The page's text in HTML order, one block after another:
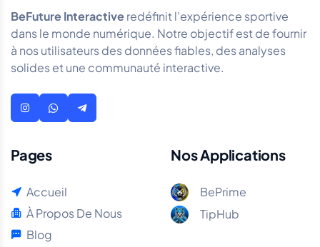
BeFuture Interactiveredéfinit l’expérience sportive
dans le monde numérique. Notre objectif est de fournir
à nos utilisateurs des données fiables, des analyses
solides et une communauté interactive.
Pages
Accueil
À Propos De Nous
Blog
Nos Applications
BePrime
TipHub